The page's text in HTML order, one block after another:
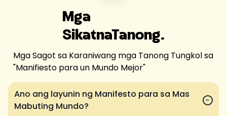
Mga
SikatnaTanong.
Mga Sagot sa Karaniwang mga Tanong Tungkol sa
"Manifiesto para un Mundo Mejor"
Ano ang layunin ng Manifesto para sa Mas
Mabuting Mundo?
−